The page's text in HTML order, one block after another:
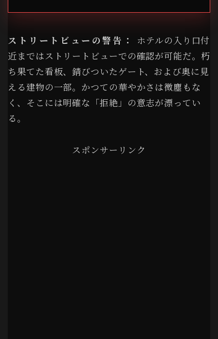
ストリートビューの警告：
ホテルの入り口付
近まではストリートビューでの確認が可能だ。朽
ち果てた看板、錆びついたゲート、および奥に見
える建物の一部。かつての華やかさは微塵もな
く、そこには明確な「拒絶」の意志が漂ってい
る。
スポンサーリンク